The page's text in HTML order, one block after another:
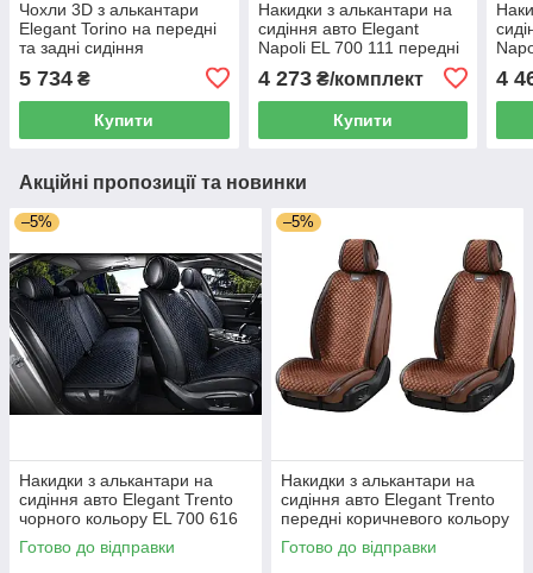
Чохли 3D з алькантари
Elegant Torino на передні
та задні сидіння
автомобіля EL 700 123 сірі
5 734 ₴
Купити
Накидки з алькантари на
сидіння авто Elegant
Napoli EL 700 111 передні
4 273₴/комплект
Купити
4
Акційні пропозиції та новинки
–5%
Накидки з алькантари на
сидіння авто Elegant Trento
чорного кольору EL 700 616
Готово до відправки
–5%
Накидки з алькантари на
сидіння авто Elegant Trento
передні коричневого кольору
EL 700 605
Готово до відправки